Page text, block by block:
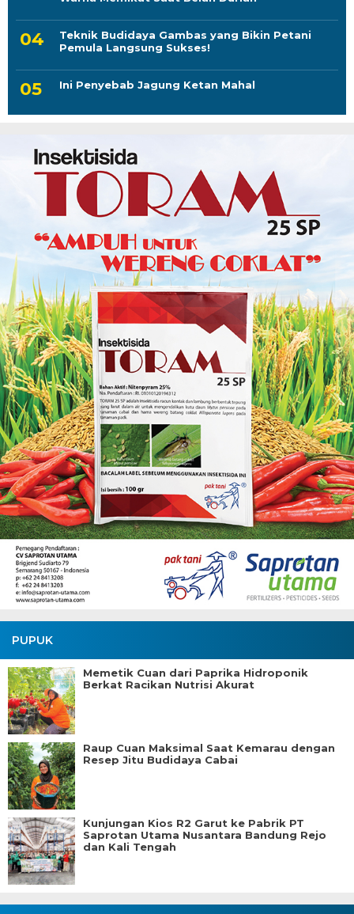
Teknik Budidaya Gambas yang Bikin Petani
Pemula Langsung Sukses!
Ini Penyebab Jagung Ketan Mahal
PUPUK
Memetik Cuan dari Paprika Hidroponik
Berkat Racikan Nutrisi Akurat
Raup Cuan Maksimal Saat Kemarau dengan
Resep Jitu Budidaya Cabai
Kunjungan Kios R2 Garut ke Pabrik PT
Saprotan Utama Nusantara Bandung Rejo
dan Kali Tengah